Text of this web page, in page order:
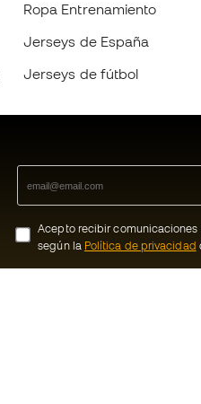
Ropa Entrenamiento
Jerseys de España
Jerseys de fútbol
Acepto recibir comunicaciones
según la Política de privacidad